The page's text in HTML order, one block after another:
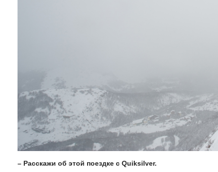
– Расскажи об этой поездке с Quiksilver.